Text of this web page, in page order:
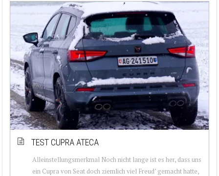
TEST CUPRA ATECA
Alleinstellungsmerkmal Noch nicht lange ist es her, dass uns
ein Cupra von Seat doch ziemlich viel Freud’ gemacht hatte,